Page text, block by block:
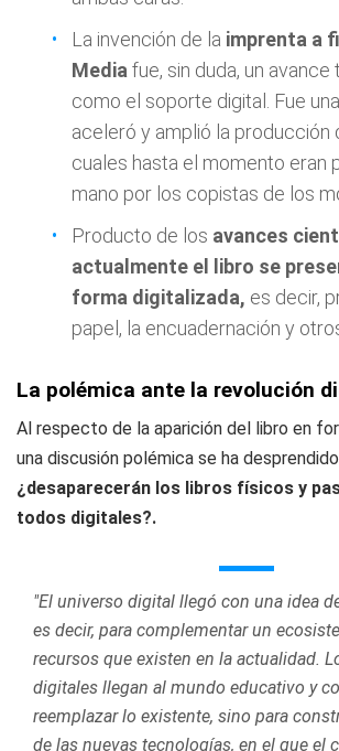
La invención de la imprenta a
Media fue, sin duda, un
como el soporte digital. Fue
aceleró y amplió la producción
cuales hasta el momento eran
mano por los copistas de los
Producto de los avances
actualmente el libro se
forma digitalizada, es decir,
papel, la encuadernación y
La polémica ante la revolución
Al respecto de la aparición del libro en
una discusión polémica se ha
¿desaparecerán los libros físicos y
todos digitales?.
"El universo digital llegó con una idea
es decir, para complementar un
recursos que existen en la actualidad.
digitales llegan al mundo educativo y
reemplazar lo existente, sino para
de las nuevas tecnologías, en el que el